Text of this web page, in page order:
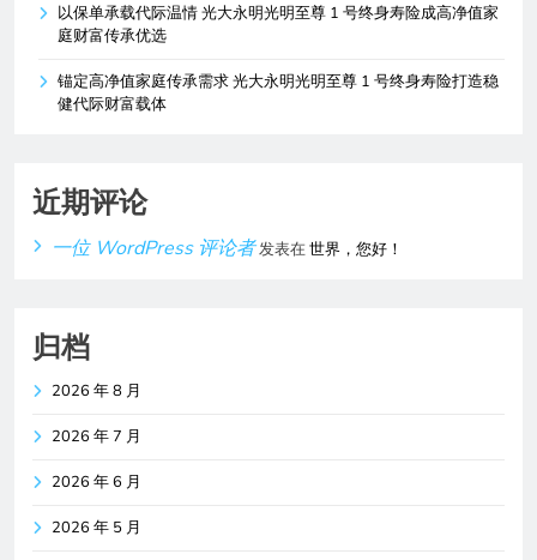
以保单承载代际温情 光大永明光明至尊 1 号终身寿险成高净值家
庭财富传承优选
锚定高净值家庭传承需求 光大永明光明至尊 1 号终身寿险打造稳
健代际财富载体
近期评论
一位 WordPress 评论者发表在世界，您好！
归档
2026 年 8 月
2026 年 7 月
2026 年 6 月
2026 年 5 月